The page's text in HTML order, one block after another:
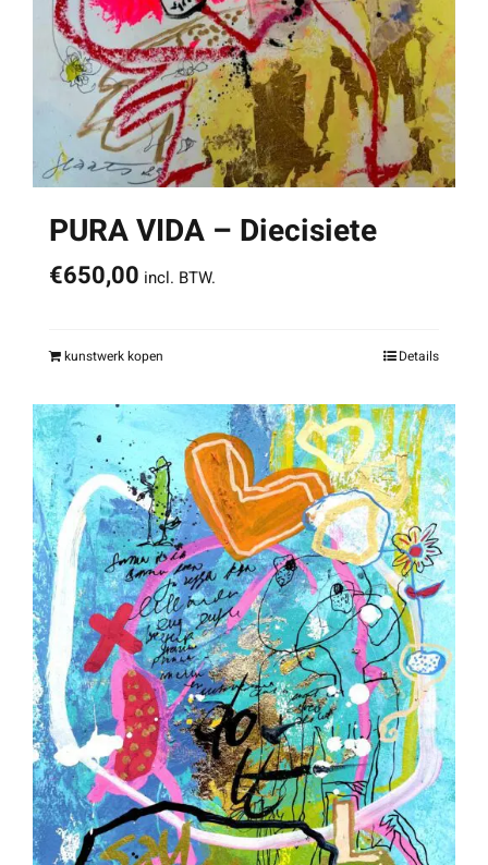
PURA VIDA – Diecisiete
€650,00 incl. BTW.
kunstwerk kopen Details